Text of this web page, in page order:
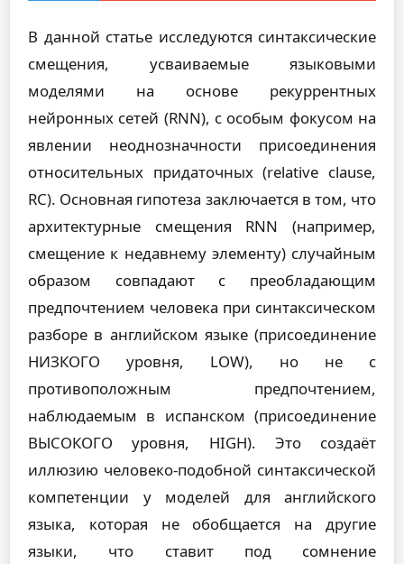
В данной статье исследуются синтаксические
смещения, усваиваемые языковыми
моделями на основе рекуррентных
нейронных сетей (RNN), с особым фокусом на
явлении неоднозначности присоединения
относительных придаточных (relative clause,
RC). Основная гипотеза заключается в том, что
архитектурные смещения RNN (например,
смещение к недавнему элементу) случайным
образом совпадают с преобладающим
предпочтением человека при синтаксическом
разборе в английском языке (присоединение
НИЗКОГО уровня, LOW), но не с
противоположным предпочтением,
наблюдаемым в испанском (присоединение
ВЫСОКОГО уровня, HIGH). Это создаёт
иллюзию человеко-подобной синтаксической
компетенции у моделей для английского
языка, которая не обобщается на другие
языки, что ставит под сомнение